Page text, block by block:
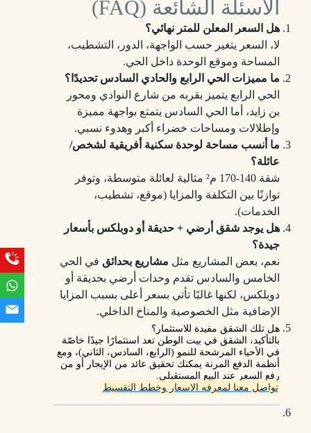
الأسئلة الشائعة (FAQ)
هل السعر المعلن للمتر نهائي؟
لا، السعر يتغير حسب الواجهة، الدور، التشطيب،
المساحة وموقع الوحدة داخل الحي.
ما مميزات الحي الرابع والحادي السادس تحديدًا؟
الحي الرابع يتميز بقربه من شارع النوادي ومحور
بن زايد، أما الحي السادس يتمتع بواجهة مميزة
وإطلالات ومساحات خضراء أكبر وهدوء نسبي.
ما أنسب مساحة لوحدة سكنية أفريقية لشخص/
عائلة؟
شقة 140‑170 م² مثالية لعائلة متوسطة، وتوفر
توازنًا بين التكلفة والمزايا (موقع، تشطيب،
الخدمات).
هل يوجد شقق أرضي + حديقة أو دوبلكس بأسعار
جيدة؟
نعم، بعض المشاريع مثل مشاريع بحدائق في الحي
الخامس والسادس تقدم وحدات أرضي بحديقة أو
دوبلكس، لكنها غالبًا تأتي بسعر أعلى بسبب المزايا
الإضافية مثل الخصوصية والمناخ الداخلي.
هل تلك الشقق مفيدة للاستثمار؟
بالتأكيد، الشقق في بيت الوطن تعد استثمارًا جيدًا خاصّة
في الأحياء المرشحة للنمو (الرابع، السادس، الثاني)، ومع
أنظمة الدفع المرنة يمكنك تحقيق عائد من الإيجار أو من
رفع السعر عند البيع المستقبلي.
تواصل معنا لمعرفه الاسعار وخطط التقسيط